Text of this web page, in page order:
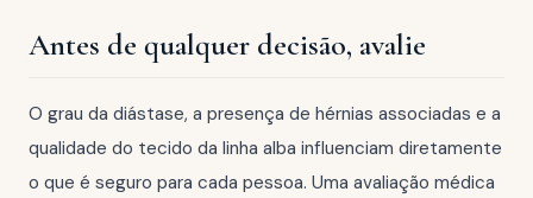
Antes de qualquer decisão, avalie
O grau da diástase, a presença de hérnias associadas e a
qualidade do tecido da linha alba influenciam diretamente
o que é seguro para cada pessoa. Uma avaliação médica